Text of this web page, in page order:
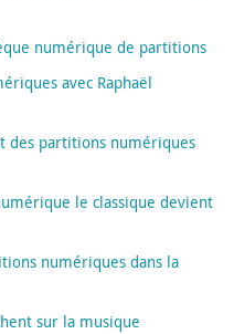
numérique de partitions
avec Raphaël
des partitions numériques
le classique devient
numériques dans la
sur la musique